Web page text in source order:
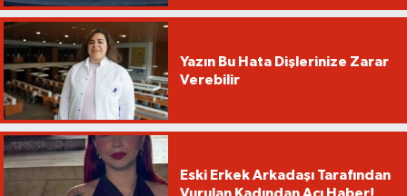
Yazın Bu Hata Dişlerinize Zarar
Verebilir
Eski Erkek Arkadaşı Tarafından